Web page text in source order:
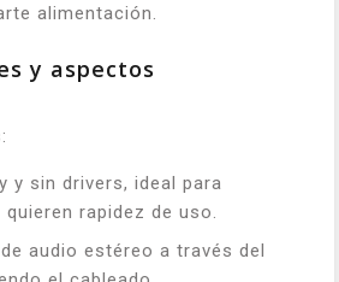
alimentación.
y aspectos
y sin drivers, ideal para
rapidez de uso.
audio estéreo a través del